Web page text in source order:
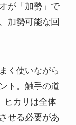
が「加勢」で
加勢可能な回
く使いながら
ト。触手の道
ヒカリは全体
せる必要があ